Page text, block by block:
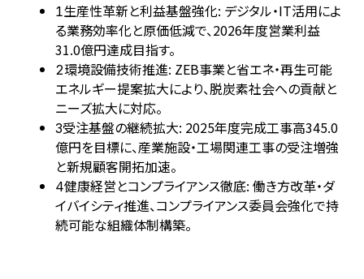
1生産性革新と利益基盤強化: デジタル・IT活用によ
る業務効率化と原価低減で、2026年度営業利益
31.0億円達成目指す。
2環境設備技術推進: ZEB事業と省エネ・再生可能
エネルギー提案拡大により、脱炭素社会への貢献と
ニーズ拡大に対応。
3受注基盤の継続拡大: 2025年度完成工事高345.0
億円を目標に、産業施設・工場関連工事の受注増強
と新規顧客開拓加速。
4健康経営とコンプライアンス徹底: 働き方改革・ダ
イバイシティ推進、コンプライアンス委員会強化で持
続可能な組織体制構築。